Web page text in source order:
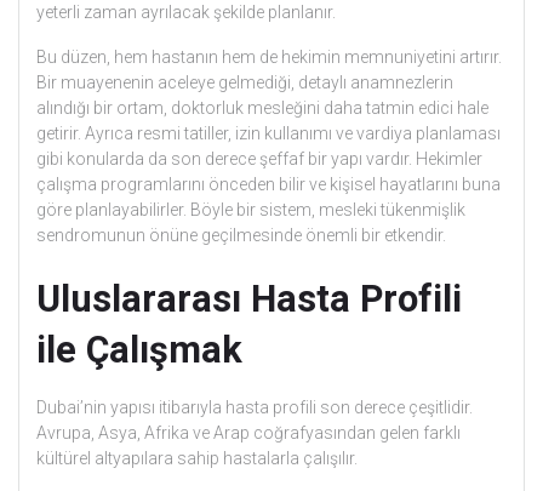
yeterli zaman ayrılacak şekilde planlanır.
Bu düzen, hem hastanın hem de hekimin memnuniyetini artırır.
Bir muayenenin aceleye gelmediği, detaylı anamnezlerin
alındığı bir ortam, doktorluk mesleğini daha tatmin edici hale
getirir. Ayrıca resmi tatiller, izin kullanımı ve vardiya planlaması
gibi konularda da son derece şeffaf bir yapı vardır. Hekimler
çalışma programlarını önceden bilir ve kişisel hayatlarını buna
göre planlayabilirler. Böyle bir sistem, mesleki tükenmişlik
sendromunun önüne geçilmesinde önemli bir etkendir.
Uluslararası Hasta Profili
ile Çalışmak
Dubai’nin yapısı itibarıyla hasta profili son derece çeşitlidir.
Avrupa, Asya, Afrika ve Arap coğrafyasından gelen farklı
kültürel altyapılara sahip hastalarla çalışılır.